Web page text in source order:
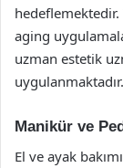
aging
uzman estetik
uygulanmaktadır.
Manikür ve
El ve ayak